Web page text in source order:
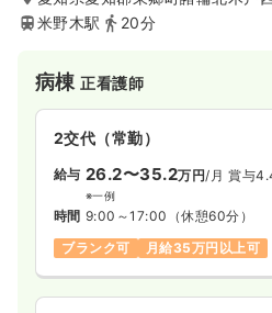
米野木駅
20分
病棟正看護師
2交代（常勤）
給与 26.2〜35.2万円/月 賞与
※一例
時間 9:00～17:00 （休憩60分）
ブランク可
月給35万円以上可